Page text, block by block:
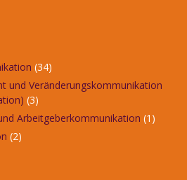
(34)
und Veränderungskommunikation
(3)
Arbeitgeberkommunikation (1)
(2)